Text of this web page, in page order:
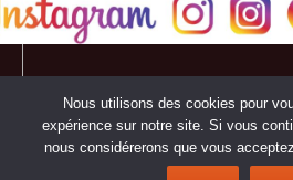
Nous utilisons des cookies pour
expérience sur notre site. Si vous
nous considérerons que vous